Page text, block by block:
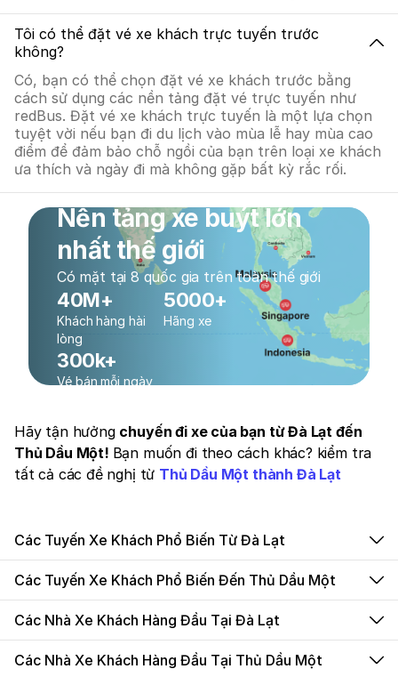
Tôi có thể đặt vé xe khách trực tuyến trước
không?
Có, bạn có thể chọn đặt vé xe khách trước bằng
cách sử dụng các nền tảng đặt vé trực tuyến như
redBus. Đặt vé xe khách trực tuyến là một lựa chọn
tuyệt vời nếu bạn đi du lịch vào mùa lễ hay mùa cao
điểm để đảm bảo chỗ ngồi của bạn trên loại xe khách
ưa thích và ngày đi mà không gặp bất kỳ rắc rối.
Nền tảng xe buýt lớn
nhất thế giới
Có mặt tại 8 quốc gia trên toàn thế giới
40M+
Khách hàng hài
lòng
5000+
Hãng xe
300k+
Vé bán mỗi ngày
Hãy tận hưởng chuyến đi xe của bạn từ Đà Lạt đến
Thủ Dầu Một! Bạn muốn đi theo cách khác? kiểm tra
tất cả các đề nghị từ Thủ Dầu Một thành Đà Lạt
Các Tuyến Xe Khách Phổ Biến Từ Đà Lạt
Các Tuyến Xe Khách Phổ Biến Đến Thủ Dầu Một
Các Nhà Xe Khách Hàng Đầu Tại Đà Lạt
Các Nhà Xe Khách Hàng Đầu Tại Thủ Dầu Một